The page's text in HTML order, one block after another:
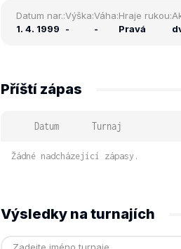
Datum nar.:
1. 4. 1999
Výška:
-
Váha:
-
Hraje rukou:
Pravá
Příští zápas
Datum Turnaj
Žádné nadcházející zápasy.
Výsledky na turnajích